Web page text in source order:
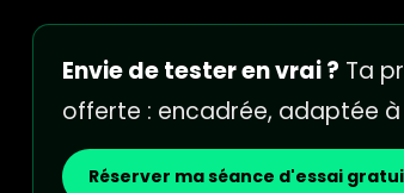
Envie de tester en vrai ? Ta
offerte : encadrée, adaptée
Réserver ma séance d'essai